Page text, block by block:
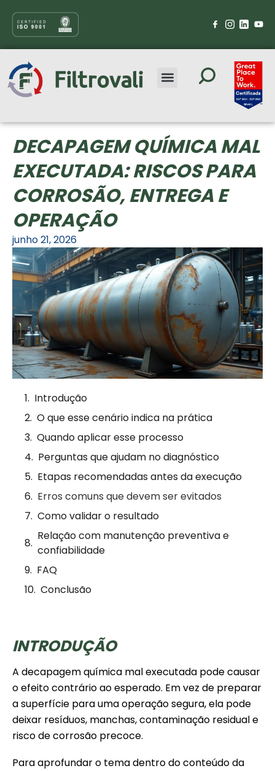
DECAPAGEM QUÍMICA MAL
EXECUTADA: RISCOS PARA
CORROSÃO, ENTREGA E
OPERAÇÃO
junho 21, 2026
Introdução
O que esse cenário indica na prática
Quando aplicar esse processo
Perguntas que ajudam no diagnóstico
Etapas recomendadas antes da execução
Erros comuns que devem ser evitados
Como validar o resultado
Relação com manutenção preventiva e
confiabilidade
FAQ
Conclusão
INTRODUÇÃO
A decapagem química mal executada pode causar
o efeito contrário ao esperado. Em vez de preparar
a superfície para uma operação segura, ela pode
deixar resíduos, manchas, contaminação residual e
risco de corrosão precoce.
Para aprofundar o tema dentro do conteúdo da